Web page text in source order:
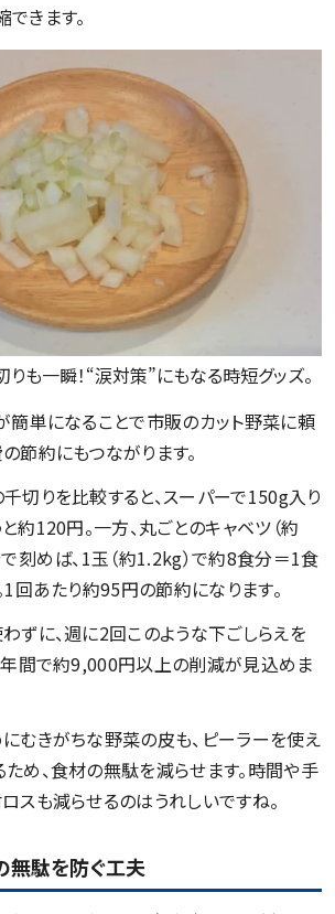
きます。
も一瞬！“涙対策”にもなる時短グッズ。
簡単になることで市販のカット野菜に頼
節約にもつながります。
切りを比較すると、スーパーで150g入り
約120円。一方、丸ごとのキャベツ（約
刻めば、1玉（約1.2kg）で約8食分＝1食
回あたり約95円の節約になります。
ずに、週に2回このような下ごしらえを
間で約9,000円以上の削減が見込めま
むきがちな野菜の皮も、ピーラーを使え
め、食材の無駄を減らせます。時間や手
スも減らせるのはうれしいですね。
無駄を防ぐ工夫